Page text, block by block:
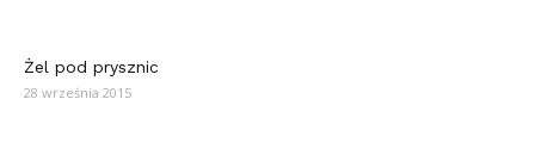
Żel pod prysznic
28 września 2015